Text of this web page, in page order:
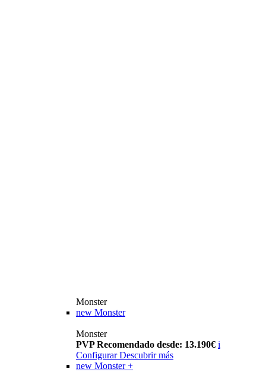
Monster
new Monster
Monster
PVP Recomendado desde: 13.190€ i
Configurar Descubrir más
new Monster +